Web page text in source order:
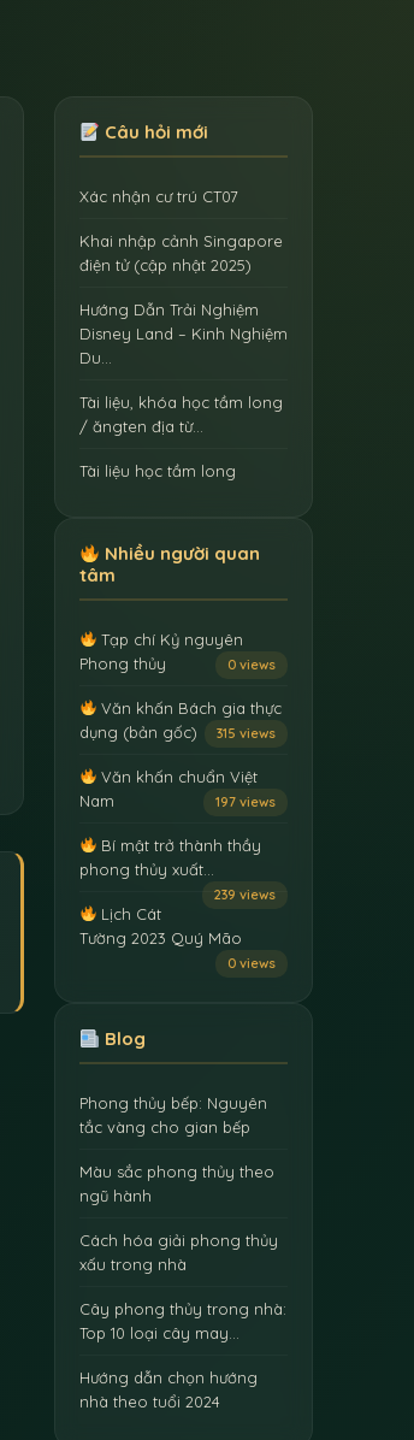
Câu hỏi mới
Xác nhận cư trú CT07
Khai nhập cảnh Singapore
điện tử (cập nhật 2025)
Hướng Dẫn Trải Nghiệm
Disney Land – Kinh Nghiệm
Du…
Tài liệu, khóa học tầm long
/ ăngten địa từ…
Tài liệu học tầm long
Nhiều người quan
tâm
Tạp chí Kỷ nguyên
Phong thủy
0 views
Văn khấn Bách gia thực
dụng (bản gốc)
315 views
Văn khấn chuẩn Việt
Nam
197 views
Bí mật trở thành thầy
phong thủy xuất…
239 views
Lịch Cát
Tường 2023 Quý Mão
0 views
Blog
Phong thủy bếp: Nguyên
tắc vàng cho gian bếp
Màu sắc phong thủy theo
ngũ hành
Cách hóa giải phong thủy
xấu trong nhà
Cây phong thủy trong nhà:
Top 10 loại cây may…
Hướng dẫn chọn hướng
nhà theo tuổi 2024